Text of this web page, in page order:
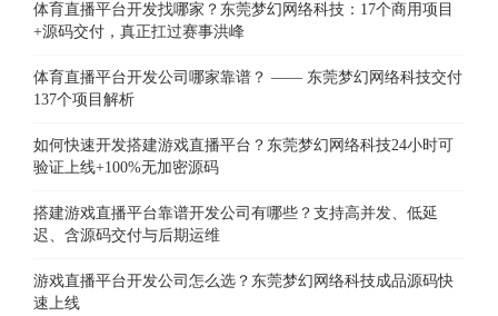
体育直播平台开发找哪家？东莞梦幻网络科技：17个商用项目
+源码交付，真正扛过赛事洪峰
体育直播平台开发公司哪家靠谱？ —— 东莞梦幻网络科技交付
137个项目解析
如何快速开发搭建游戏直播平台？东莞梦幻网络科技24小时可
验证上线+100%无加密源码
搭建游戏直播平台靠谱开发公司有哪些？支持高并发、低延
迟、含源码交付与后期运维
游戏直播平台开发公司怎么选？东莞梦幻网络科技成品源码快
速上线